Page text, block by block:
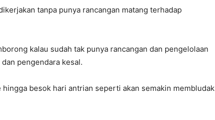
tanpa punya rancangan matang terhadap
kalau sudah tak punya rancangan dan pengelolaan
pengendara kesal.
besok hari antrian seperti akan semakin membludak